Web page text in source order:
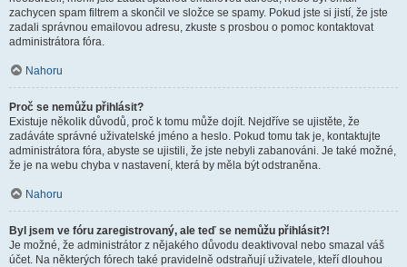
zachycen spam filtrem a skončil ve složce se spamy. Pokud jste si jistí, že jste
zadali správnou emailovou adresu, zkuste s prosbou o pomoc kontaktovat
administrátora fóra.
Nahoru
Proč se nemůžu přihlásit?
Existuje několik důvodů, proč k tomu může dojít. Nejdříve se ujistěte, že
zadáváte správné uživatelské jméno a heslo. Pokud tomu tak je, kontaktujte
administrátora fóra, abyste se ujistili, že jste nebyli zabanováni. Je také možné,
že je na webu chyba v nastavení, která by měla být odstraněna.
Nahoru
Byl jsem ve fóru zaregistrovaný, ale teď se nemůžu přihlásit?!
Je možné, že administrátor z nějakého důvodu deaktivoval nebo smazal váš
účet. Na některých fórech také pravidelně odstraňují uživatele, kteří dlouhou